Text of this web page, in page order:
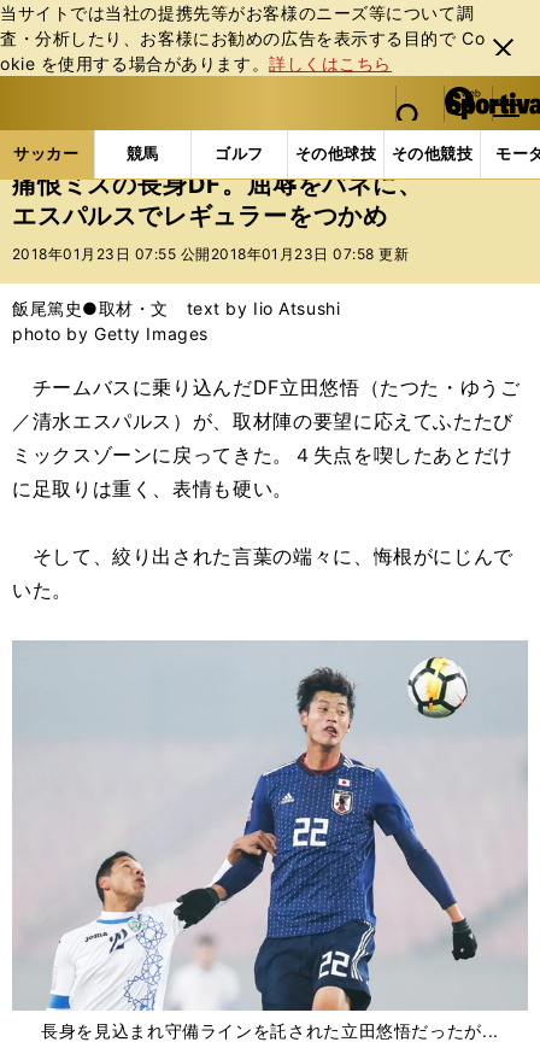
当サイトでは当社の提携先等がお客様のニーズ等について調
査・分析したり、お客様にお勧めの広告を表⽰する⽬的で Co
okie を使⽤する場合があります。詳しくはこちら
閉じ
る
web Sportiva (webスポルティーバ)
検索
マイペ
ー
ジ
メニュ
サッカー 競馬 ゴルフ その他球技 その他競技 モー
ス
ポ
ル
バ
サッカーの記事一覧 サッカー代表 日本代表 痛
痛恨ミスの長身DF。屈辱をバネに、
エスパルスでレギュラーをつかめ
2018年01月23日 07:55 公開 2018年01月23日 07:58 更新
飯尾篤史●取材・文 text by Iio Atsushi
photo by Getty Images
チームバスに乗り込んだDF立田悠悟（たつた・ゆうご
／清水エスパルス）が、取材陣の要望に応えてふたたび
ミックスゾーンに戻ってきた。４失点を喫したあとだけ
に足取りは重く、表情も硬い。
そして、絞り出された言葉の端々に、悔根がにじんで
いた。
長身を見込まれ守備ラインを託された立田悠悟だったが...